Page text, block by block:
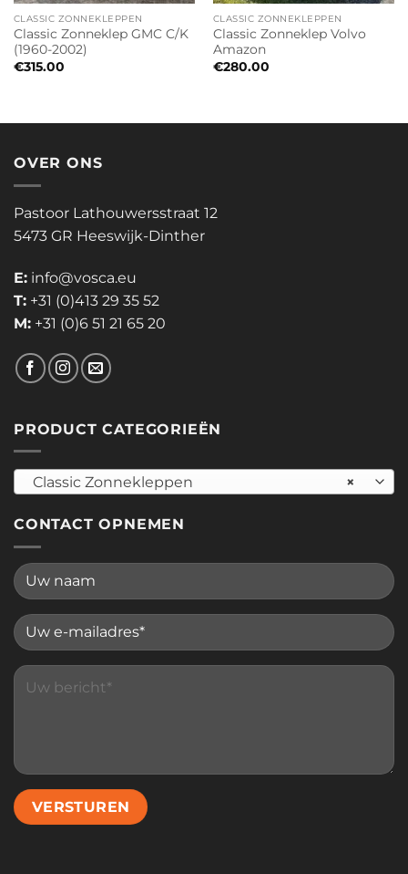
CLASSIC ZONNEKLEPPEN
Classic Zonneklep GMC C/K
(1960-2002)
€315.00
CLASSIC ZONNEKLEPPEN
Classic Zonneklep Volvo
Amazon
€280.00
OVER ONS
Pastoor Lathouwersstraat 12
5473 GR Heeswijk-Dinther
E: info@vosca.eu
T: +31 (0)413 29 35 52
M: +31 (0)6 51 21 65 20
PRODUCT CATEGORIEËN
×
Classic Zonnekleppen
CONTACT OPNEMEN
Please leave this field empty.